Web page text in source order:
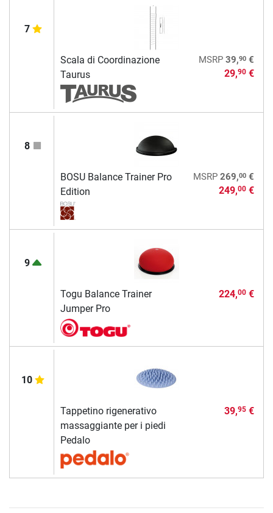
7
Scala di Coordinazione
Taurus
MSRP 39,90€
29,90€
8
BOSU Balance Trainer Pro
Edition
MSRP 269,00€
249,00€
9
Togu Balance Trainer
Jumper Pro
224,00€
10
Tappetino rigenerativo
massaggiante per i piedi
Pedalo
39,95€